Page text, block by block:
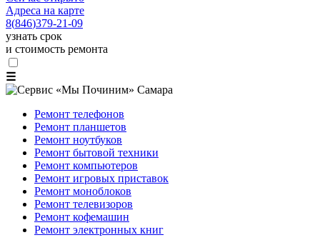
Адреса на карте
8(846)379-21-09
узнать срок
и стоимость ремонта
☰
Ремонт телефонов
Ремонт планшетов
Ремонт ноутбуков
Ремонт бытовой техники
Ремонт компьютеров
Ремонт игровых приставок
Ремонт моноблоков
Ремонт телевизоров
Ремонт кофемашин
Ремонт электронных книг